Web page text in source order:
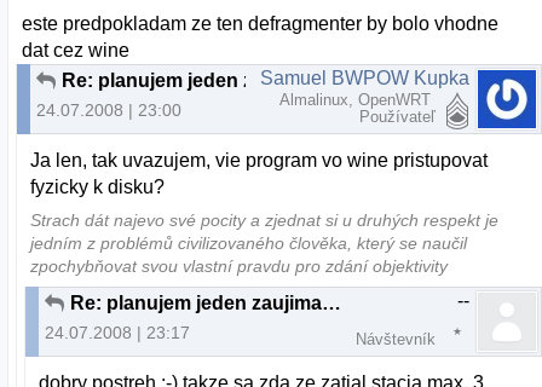
este predpokladam ze ten defragmenter by bolo vhodne
dat cez wine
Re: planujem jeden zaujimavy projekt...
24.07.2008 | 23:00
Samuel BWPOW Kupka
Almalinux, OpenWRT
Používateľ
Ja len, tak uvazujem, vie program vo wine pristupovat
fyzicky k disku?
Strach dát najevo své pocity a zjednat si u druhých respekt je
jedním z problémů civilizovaného člověka, který se naučil
zpochybňovat svou vlastní pravdu pro zdání objektivity
Re: planujem jeden zaujimavy projekt...
24.07.2008 | 23:17
--
Návštevník
dobry postreh :-) takze sa zda ze zatial stacia max. 3